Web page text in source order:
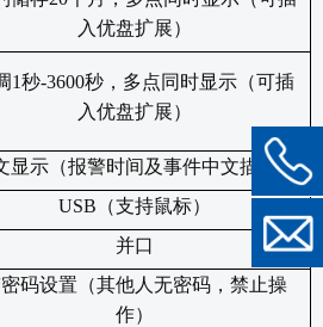
入优盘扩展）
1秒-3600秒，多点同时显示（可插
入优盘扩展）
显示（报警时间及事件中文描述）
USB （支持鼠标）
并口
码设置（其他人无密码，禁止操
作）